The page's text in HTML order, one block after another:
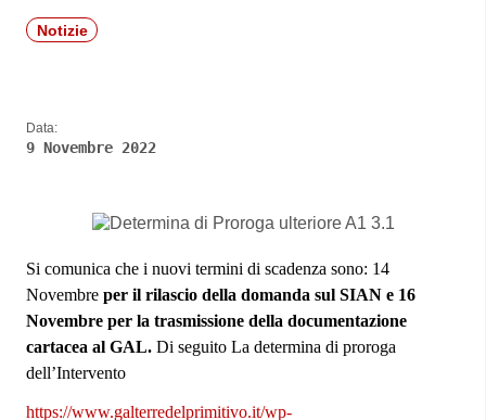
Notizie
Data:
9 Novembre 2022
Si comunica che i nuovi termini di scadenza sono: 14
Novembre per il rilascio della domanda sul SIAN e 16
Novembre per la trasmissione della documentazione
cartacea al GAL. Di seguito La determina di proroga
dell’Intervento
https://www.galterredelprimitivo.it/wp-